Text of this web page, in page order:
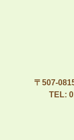
〒507-
TEL: